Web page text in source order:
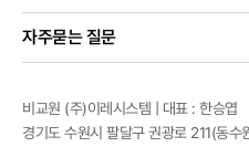
자주묻는 질문
비교원 (주)이레시스템 | 대표 : 한승엽
경기도 수원시 팔달구 권광로 211(동수